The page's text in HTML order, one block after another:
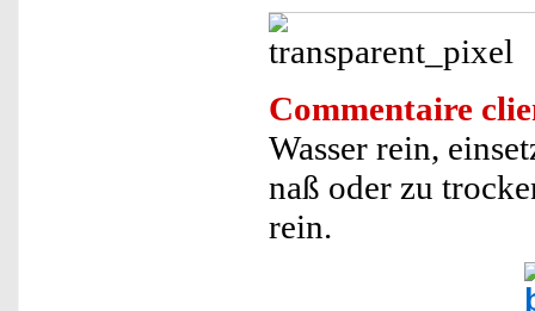
Commentaire
Wasser rein,
naß oder zu
rein.